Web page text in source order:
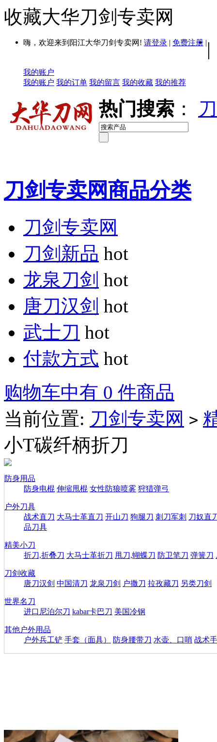
收藏大华刀剑专卖网
嗨，欢迎来到阳江大华刀剑专卖网! 请登录 | 免费注册 | |
我的账户
我的账户 我的订单 我的留言 我的收藏 我的推荐
热门搜索 ：
刀剑专卖网商品分类
刀剑专卖网
刀剑新品 hot
龙泉刀剑 hot
唐刀汉剑 hot
武士刀 hot
付款方式 hot
购物车中有 0 件商品
当前位置: 刀剑专卖网 >
小T碳纤柄折刀
防身用品
防身电棍 伸缩甩棍 女性防狼喷雾 狩猎弹弓
户外刀具
战术直刀 大马士革直刀 开山刀 狗腿刀 刺刀军刺 刀奴直
品刀具
精美小刀
折刀,折叠刀 大马士革折刀 甩刀,蝴蝶刀 防卫笔刀 弹簧刀
刀剑收藏
唐刀汉剑 中国清刀 龙泉刀剑 户撒刀 拉孜藏刀 另类刀剑
世界名刀
进口尼泊尔刀 kabar卡巴刀 美国冷钢
其他户外用品
户外兵工铲 手套（面具） 防身腰带刀 水壶、口哨 战术